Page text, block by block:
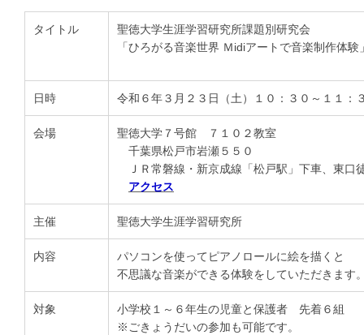
タイトル
聖徳大学生涯学習研究所課題別研究会
「ひろがる音楽世界 Ｍidiアートで音楽制作体験
日時 令和６年３月２３日（土）１０：３０～１１：
会場
聖徳大学７号館 ７１０２教室
千葉県松戸市岩瀬５５０
ＪＲ常磐線・新京成線「松戸駅」下車、東口
アクセス
主催 聖徳大学生涯学習研究所
内容
パソコンを使ってピアノロールに絵を描くと
不思議な音楽ができる体験をしていただきます
対象
小学校１～６年生の児童と保護者 先着６組
※ごきょうだいの参加も可能です。